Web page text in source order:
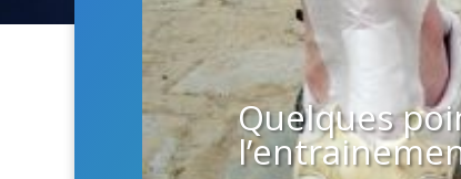
Quelques